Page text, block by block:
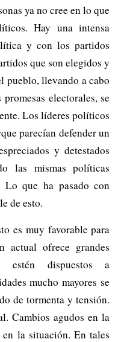
ya no cree en lo que
Hay una intensa
y con los partidos
que son elegidos y
pueblo, llevando a cabo
electorales, se
Los líderes políticos
parecían defender un
y detestados
las mismas políticas
Lo que ha pasado con
de esto.
es muy favorable para
actual ofrece grandes
estén dispuestos a
mucho mayores se
de tormenta y tensión.
Cambios agudos en la
la situación. En tales